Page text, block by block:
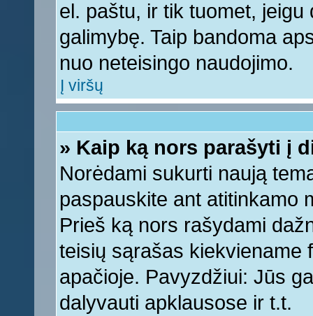
el. paštu, ir tik tuomet,
galimybę. Taip bandoma
nuo neteisingo naudojimo.
Į viršų
» Kaip ką nors parašyti į
Norėdami sukurti naują
paspauskite ant atitinkamo
Prieš ką nors rašydami
teisių sąrašas kiekviename
apačioje. Pavyzdžiui: Jūs
dalyvauti apklausose ir t.t.